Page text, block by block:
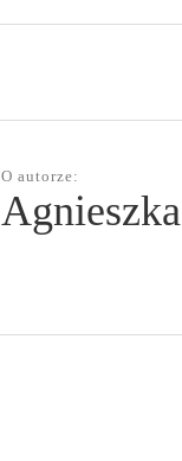
O autorze:
Agnieszka